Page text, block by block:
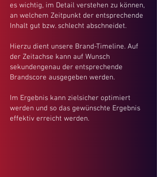
es wichtig, im Detail verstehen zu können,
an welchem Zeitpunkt der entsprechende
Inhalt gut bzw. schlecht abschneidet.
Hierzu dient unsere Brand-Timeline. Auf
der Zeitachse kann auf Wunsch
sekundengenau der entsprechende
Brandscore ausgegeben werden.
Im Ergebnis kann zielsicher optimiert
werden und so das gewünschte Ergebnis
effektiv erreicht werden.